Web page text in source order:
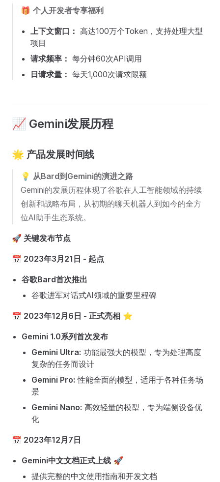
🎁 个人开发者专享福利
上下文窗口： 高达100万个Token，支持处理大型
项目
请求频率： 每分钟60次API调用
日请求量： 每天1,000次请求限额
📈 Gemini发展历程
🌟 产品发展时间线
💡 从Bard到Gemini的演进之路
Gemini的发展历程体现了谷歌在人工智能领域的持续
创新和战略布局，从初期的聊天机器人到如今的全方
位AI助手生态系统。
🚀 关键发布节点
📅 2023年3月21日 - 起点
谷歌Bard首次推出
谷歌进军对话式AI领域的重要里程碑
📅 2023年12月6日 - 正式亮相 ⭐
Gemini 1.0系列首次发布
Gemini Ultra: 功能最强大的模型，专为处理高度
复杂的任务而设计
Gemini Pro: 性能全面的模型，适用于各种任务场
景
Gemini Nano: 高效轻量的模型，专为端侧设备优
化
📅 2023年12月7日
Gemini中文文档正式上线 🚀
提供完整的中文使用指南和开发文档